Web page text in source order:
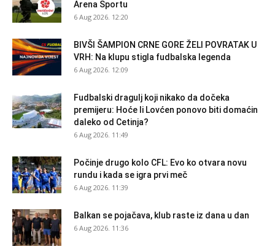
Arena Sportu
6 Aug 2026. 12:20
BIVŠI ŠAMPION CRNE GORE ŽELI POVRATAK U
VRH: Na klupu stigla fudbalska legenda
6 Aug 2026. 12:09
Fudbalski dragulj koji nikako da dočeka
premijeru: Hoće li Lovćen ponovo biti domaćin
daleko od Cetinja?
6 Aug 2026. 11:49
Počinje drugo kolo CFL: Evo ko otvara novu
rundu i kada se igra prvi meč
6 Aug 2026. 11:39
Balkan se pojačava, klub raste iz dana u dan
6 Aug 2026. 11:36